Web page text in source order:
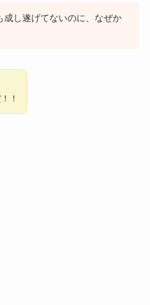
成し遂げてないのに、なぜか
！